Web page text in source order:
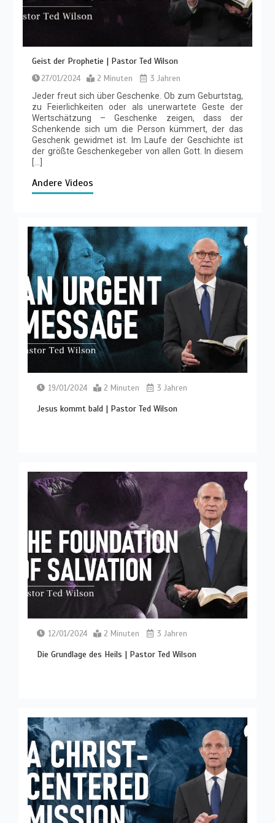
Geist der Prophetie | Pastor Ted Wilson
27/01/2024 2 Minuten
3 Jahren
Jeder freut sich über Geschenke. Ob zum Geburtstag,
zu Feierlichkeiten oder als unerwartete Geste der
Wertschätzung – Geschenke zeigen, dass der
Schenkende sich um die Person kümmert, der das
Geschenk gewidmet ist. Im Laufe der Geschichte ist
der größte Geschenkegeber von allen Gott. In diesem
Andere Videos
19/01/2024 2 Minuten 3 Jahren
Jesus kommt bald | Pastor Ted Wilson
12/01/2024 2 Minuten 3 Jahren
Die Grundlage des Heils | Pastor Ted Wilson